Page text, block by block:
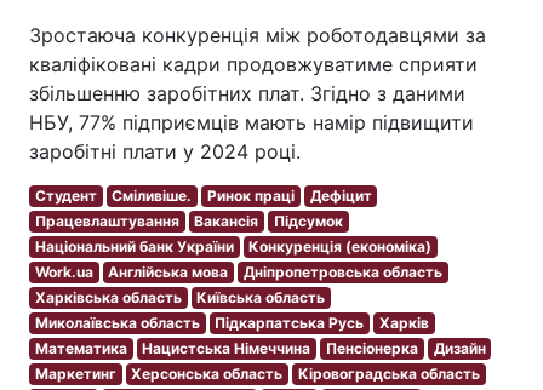
Зростаюча конкуренція між роботодавцями за
кваліфіковані кадри продовжуватиме сприяти
збільшенню заробітних плат. Згідно з даними
НБУ, 77% підприємців мають намір підвищити
заробітні плати у 2024 році.
Студент Сміливіше. Ринок праці
Дефіцит
Працевлаштування
Вакансія
Підсумок
Національний банк України
Конкуренція (економіка)
Work.ua
Англійська мова
Дніпропетровська область
Харківська область
Київська область
Миколаївська область
Підкарпатська Русь
Харків
Математика
Нацистська Німеччина Пенсіонерка
Дизайн
Маркетинг
Херсонська область Кіровоградська область